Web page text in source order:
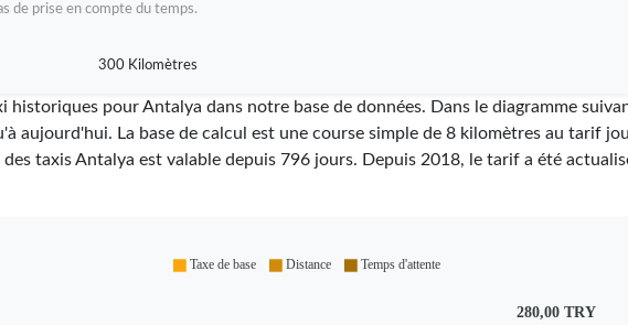
de prise en compte du temps.
300 Kilomètres
pour Antalya dans notre base de données. Dans le diagramme
aujourd'hui. La base de calcul est une course simple de 8 kilomètres au tarif
taxis Antalya est valable depuis 796jours. Depuis 2018, le tarif a été
280,00 TRY
Taxe de base Distance Temps d'attente